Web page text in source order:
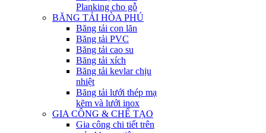
Planking cho gỗ
BĂNG TẢI HÒA PHÚ
Băng tải con lăn
Băng tải PVC
Băng tải cao su
Băng tải xích
Băng tải kevlar chịu
nhiệt
Băng tải lưới thép mạ
kẽm và lưới inox
GIA CÔNG & CHẾ TẠO
Gia công chi tiết trên